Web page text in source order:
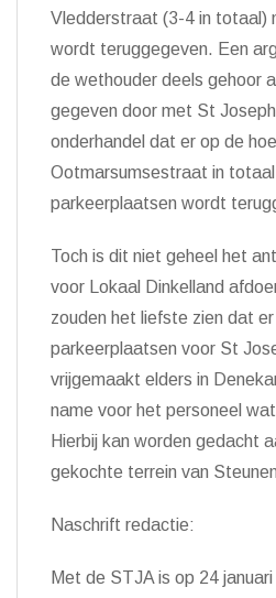
Vledderstraat (3-4 in totaal)
wordt teruggegeven. Een
de wethouder deels gehoor
gegeven door met St
onderhandel dat er op de
Ootmarsumsestraat in
parkeerplaatsen wordt
Toch is dit niet geheel het
voor Lokaal Dinkelland
zouden het liefste zien dat er
parkeerplaatsen voor St
vrijgemaakt elders in
name voor het personeel
Hierbij kan worden gedacht
gekochte terrein van
Naschrift redactie:
Met de STJA is op 24